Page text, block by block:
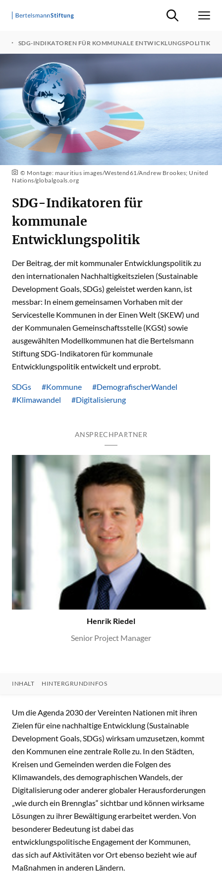
Suche ein-/
SDG-INDIKATOREN FÜR KOMMUNALE ENTWICKLUNGSPOLITIK
© Montage: mauritius images/Westend61/Andrew Brookes; United
Nations/globalgoals.org
SDG-Indikatoren für
kommunale
Entwicklungspolitik
Der Beitrag, der mit kommunaler Entwicklungspolitik zu
den internationalen Nachhaltigkeitszielen (Sustainable
Development Goals, SDGs) geleistet werden kann, ist
messbar: In einem gemeinsamen Vorhaben mit der
Servicestelle Kommunen in der Einen Welt (SKEW) und
der Kommunalen Gemeinschaftsstelle (KGSt) sowie
ausgewählten Modellkommunen hat die Bertelsmann
Stiftung SDG-Indikatoren für kommunale
Entwicklungspolitik entwickelt und erprobt.
SDGs #Kommune
#DemografischerWandel
#Klimawandel
#Digitalisierung
ANSPRECHPARTNER
Henrik Riedel
Senior Project Manager
INHALT HINTERGRUNDINFOS
INHALT
Um die Agenda 2030 der Vereinten Nationen mit ihren
Zielen für eine nachhaltige Entwicklung (Sustainable
Development Goals, SDGs) wirksam umzusetzen, kommt
den Kommunen eine zentrale Rolle zu. In den Städten,
Kreisen und Gemeinden werden die Folgen des
Klimawandels, des demographischen Wandels, der
Digitalisierung oder anderer globaler Herausforderungen
„wie durch ein Brennglas“ sichtbar und können wirksame
Lösungen zu ihrer Bewältigung erarbeitet werden. Von
besonderer Bedeutung ist dabei das
entwicklungspolitische Engagement der Kommunen,
das sich auf Aktivitäten vor Ort ebenso bezieht wie auf
Maßnahmen in anderen Ländern.